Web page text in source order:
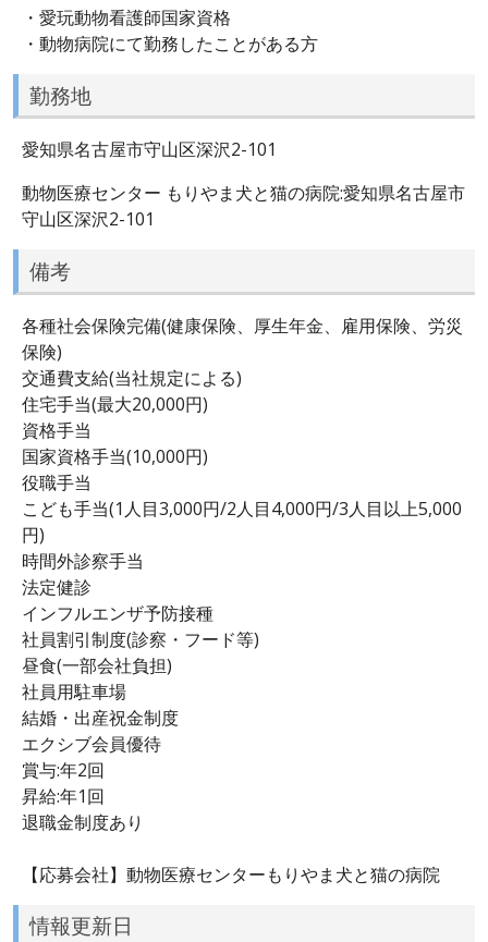
・愛玩動物看護師国家資格
・動物病院にて勤務したことがある方
勤務地
愛知県名古屋市守山区深沢2-101
動物医療センター もりやま犬と猫の病院:愛知県名古屋市
守山区深沢2-101
備考
各種社会保険完備(健康保険、厚生年金、雇用保険、労災
保険)
交通費支給(当社規定による)
住宅手当(最大20,000円)
資格手当
国家資格手当(10,000円)
役職手当
こども手当(1人目3,000円/2人目4,000円/3人目以上5,000
円)
時間外診察手当
法定健診
インフルエンザ予防接種
社員割引制度(診察・フード等)
昼食(一部会社負担)
社員用駐車場
結婚・出産祝金制度
エクシブ会員優待
賞与:年2回
昇給:年1回
退職金制度あり
【応募会社】動物医療センターもりやま犬と猫の病院
情報更新日